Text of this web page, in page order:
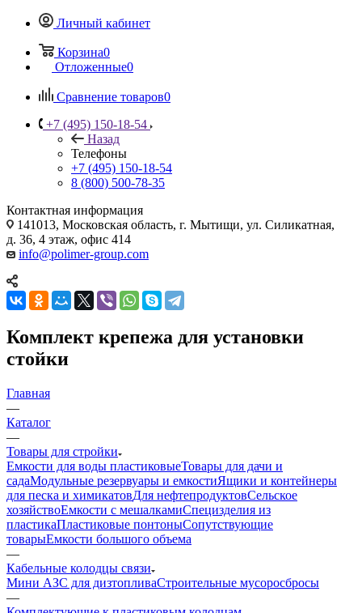
Личный кабинет
Корзина0
Отложенные0
Сравнение товаров0
+7 (495) 150-18-54
Назад
Телефоны
+7 (495) 150-18-54
8 (800) 500-78-35
Контактная информация
141013, Московская область, г. Мытищи, ул. Силикатная,
д. 36, 4 этаж, офис 414
info@polimer-group.com
Комплект крепежа для установки
стойки
Главная
—
Каталог
—
Товары для стройки
Емкости для воды пластиковыеТовары для дачи и
садаМодульные резервуары и емкостиЯщики и контейнеры
для песка и химикатовДля нефтепродуктовСельское
хозяйствоЕмкости с мешалкамиСпецизделия из
пластикаПластиковые понтоныСопутствующие
товарыЕмкости большого объема
—
Кабельные колодцы связи
Мини АЗС для дизтопливаСтроительные мусоросбросы
—